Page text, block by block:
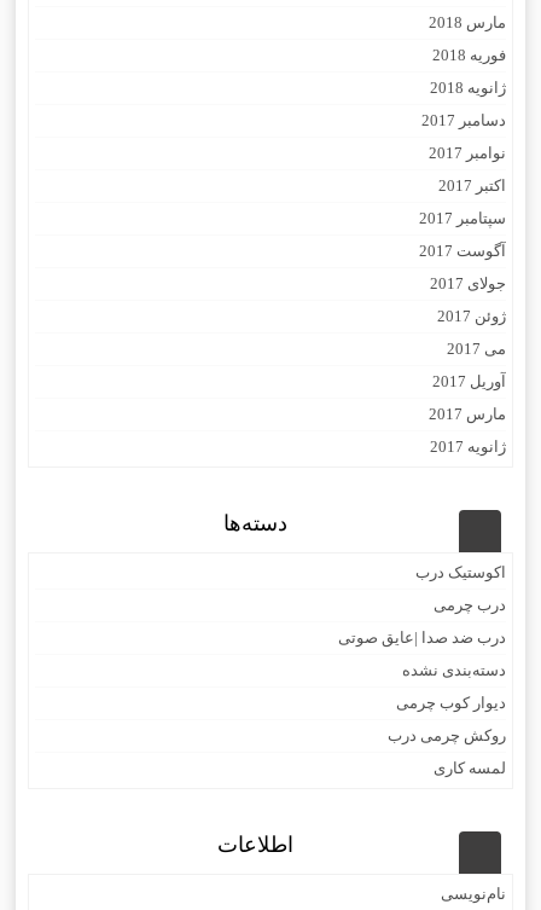
مارس 2018
فوریه 2018
ژانویه 2018
دسامبر 2017
نوامبر 2017
اکتبر 2017
سپتامبر 2017
آگوست 2017
جولای 2017
ژوئن 2017
می 2017
آوریل 2017
مارس 2017
ژانویه 2017
دسته‌ها
اکوستیک درب
درب چرمی
درب ضد صدا |عایق صوتی
دسته‌بندی نشده
دیوار کوب چرمی
روکش چرمی درب
لمسه کاری
اطلاعات
نام‌نویسی